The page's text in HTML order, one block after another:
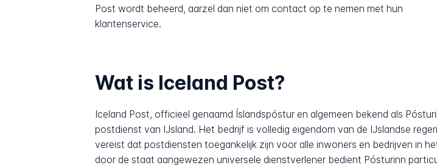
Post wordt beheerd, aarzel dan niet om contact op te nemen met hun
klantenservice.
Wat is Iceland Post?
Iceland Post, officieel genaamd Íslandspóstur en algemeen bekend als
postdienst van IJsland. Het bedrijf is volledig eigendom van de IJslandse
vereist dat postdiensten toegankelijk zijn voor alle inwoners en bedrijven in
door de staat aangewezen universele dienstverlener bedient Pósturinn